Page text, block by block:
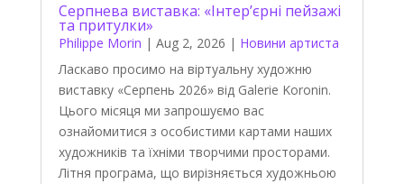
Серпнева виставка: «Інтер’єрні пейзажі
та притулки»
Philippe Morin | Aug 2, 2026 | Новини артиста
Ласкаво просимо на віртуальну художню
виставку «Серпень 2026» від Galerie Koronin.
Цього місяця ми запрошуємо вас
ознайомитися з особистими картами наших
художників та їхніми творчими просторами.
Літня програма, що вирізняється художньою